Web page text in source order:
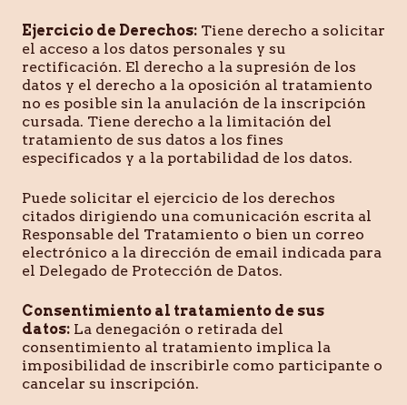
Ejercicio de Derechos: Tiene derecho a solicitar
el acceso a los datos personales y su
rectificación. El derecho a la supresión de los
datos y el derecho a la oposición al tratamiento
no es posible sin la anulación de la inscripción
cursada. Tiene derecho a la limitación del
tratamiento de sus datos a los fines
especificados y a la portabilidad de los datos.
Puede solicitar el ejercicio de los derechos
citados dirigiendo una comunicación escrita al
Responsable del Tratamiento o bien un correo
electrónico a la dirección de email indicada para
el Delegado de Protección de Datos.
Consentimiento al tratamiento de sus
datos: La denegación o retirada del
consentimiento al tratamiento implica la
imposibilidad de inscribirle como participante o
cancelar su inscripción.